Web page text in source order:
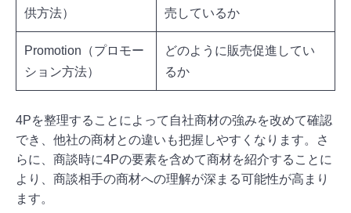
供方法）
売しているか
Promotion（プロモー
ション方法）
どのように販売促進してい
るか
4Pを整理することによって自社商材の強みを改めて確認
でき、他社の商材との違いも把握しやすくなります。さ
らに、商談時に4Pの要素を含めて商材を紹介することに
より、商談相手の商材への理解が深まる可能性が高まり
ます。